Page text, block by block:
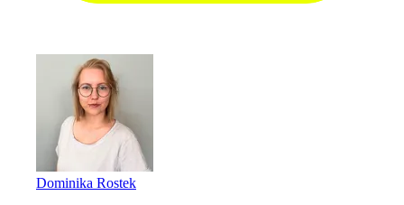
Dominika Rostek